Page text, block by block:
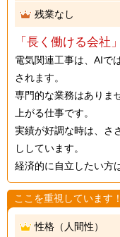
残業なし
「長く働ける会社」
電気関連工事は、AIで
されます。
専門的な業務はありま
上がる仕事です。
実績が好調な時は、さ
ししています。
経済的に自立したい方
ここを重視しています！
性格（人間性）